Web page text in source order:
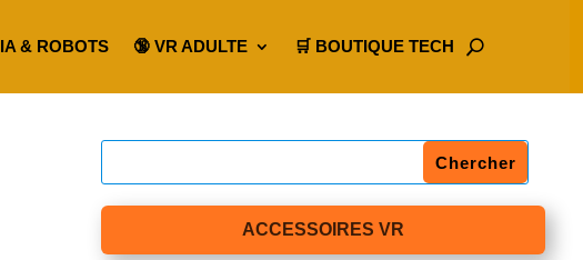
IA & ROBOTS 🔞 VR ADULTE 🛒 BOUTIQUE TECH
ACCESSOIRES VR